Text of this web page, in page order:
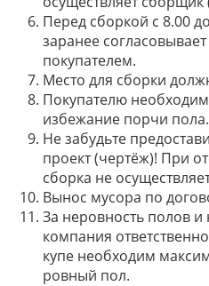
Перед сборкой с 8.00
заранее
покупателем.
Место для сборки
Покупателю
избежание порчи пола.
Не забудьте
проект (чертёж)! При
сборка не
Вынос мусора по
За неровность полов и
компания
купе необходим
ровный пол.